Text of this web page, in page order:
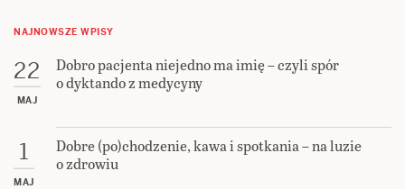
NAJNOWSZE WPISY
22
MAJ
Dobro pacjenta niejedno ma imię – czyli spór
o dyktando z medycyny
1
MAJ
Dobre (po)chodzenie, kawa i spotkania – na luzie
o zdrowiu